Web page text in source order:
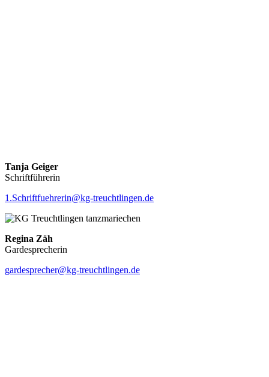
Tanja Geiger
Schriftführerin
1.Schriftfuehrerin@kg-treuchtlingen.de
Regina Zäh
Gardesprecherin
gardesprecher@kg-treuchtlingen.de